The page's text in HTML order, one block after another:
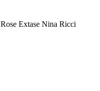
Rose Extase Nina Ricci